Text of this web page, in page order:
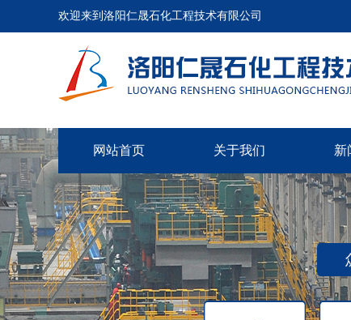
欢迎来到洛阳仁晟石化工程技术有限公司
网站首页 关于我们 新